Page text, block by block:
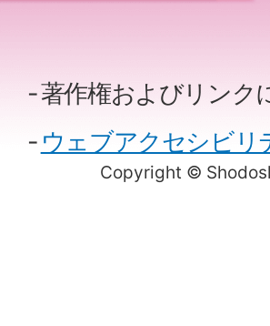
Copyright ©
著作権およびリンク
ウェブアクセシビリ